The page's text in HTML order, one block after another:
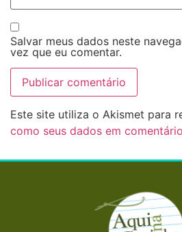
Salvar meus dados neste
vez que eu comentar.
Este site utiliza o Akismet para
como seus dados em